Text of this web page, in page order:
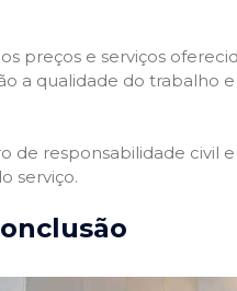
preços e serviços
a qualidade do trabalho
responsabilidade civil
serviço.